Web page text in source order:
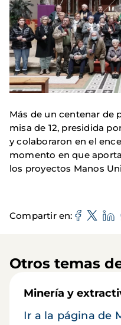
Más de un centenar de
misa de 12, presidida
y colaboraron en el
momento en que
los proyectos Manos
Compartir en
Otros temas
Minería y
Ir a la página de